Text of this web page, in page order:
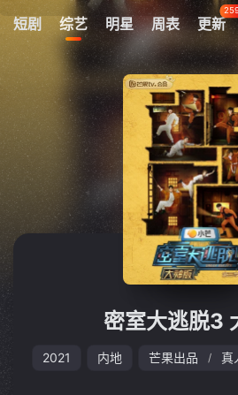
短剧 综艺 明星 周表 更新
我的观影
暂无
密室大逃脱3
2021 内地 芒果出品 / 真